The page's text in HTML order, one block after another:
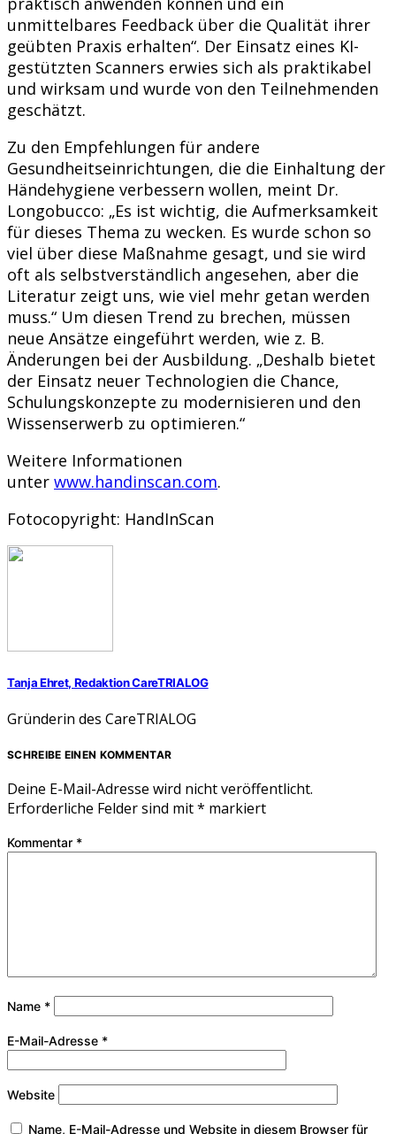
unmittelbares Feedback über die Qualität ihrer
geübten Praxis erhalten“. Der Einsatz eines KI-
gestützten Scanners erwies sich als praktikabel
und wirksam und wurde von den Teilnehmenden
geschätzt.
Zu den Empfehlungen für andere
Gesundheitseinrichtungen, die die Einhaltung der
Händehygiene verbessern wollen, meint Dr.
Longobucco: „Es ist wichtig, die Aufmerksamkeit
für dieses Thema zu wecken. Es wurde schon so
viel über diese Maßnahme gesagt, und sie wird
oft als selbstverständlich angesehen, aber die
Literatur zeigt uns, wie viel mehr getan werden
muss.“ Um diesen Trend zu brechen, müssen
neue Ansätze eingeführt werden, wie z. B.
Änderungen bei der Ausbildung. „Deshalb bietet
der Einsatz neuer Technologien die Chance,
Schulungskonzepte zu modernisieren und den
Wissenserwerb zu optimieren.“
Weitere Informationen
unter www.handinscan.com.
Fotocopyright: HandInScan
Tanja Ehret, Redaktion CareTRIALOG
Gründerin des CareTRIALOG
SCHREIBE EINEN KOMMENTAR
Deine E-Mail-Adresse wird nicht veröffentlicht.
Erforderliche Felder sind mit* markiert
Kommentar *
Name *
E-Mail-Adresse *
Website
Name, E-Mail-Adresse und Website in diesem Browser für